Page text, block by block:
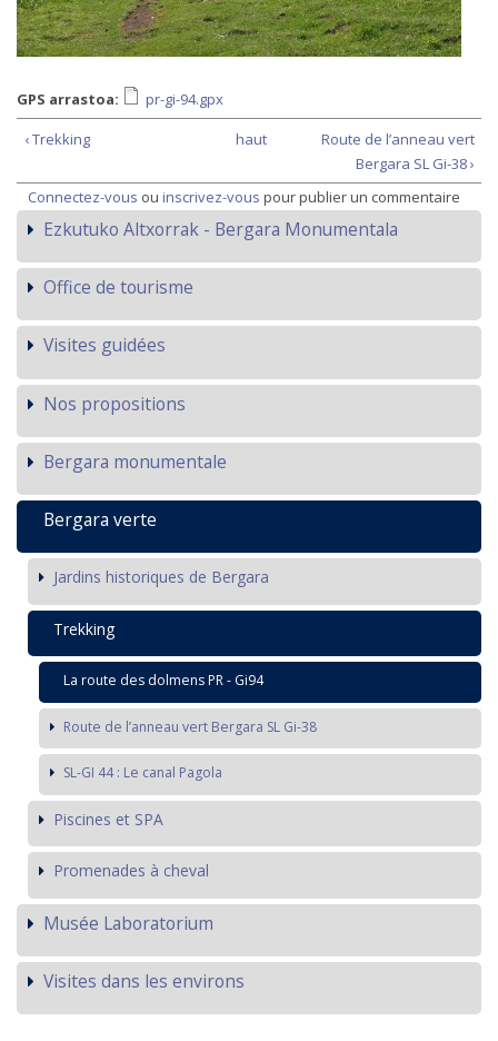
GPS arrastoa:
pr-gi-94.gpx
‹ Trekking
haut
Route de l’anneau vert
Bergara SL Gi-38 ›
Connectez-vous ou inscrivez-vous pour publier un commentaire
Ezkutuko Altxorrak - Bergara Monumentala
Office de tourisme
Visites guidées
Nos propositions
Bergara monumentale
Bergara verte
Jardins historiques de Bergara
Trekking
La route des dolmens PR - Gi94
Route de l’anneau vert Bergara SL Gi-38
SL-GI 44 : Le canal Pagola
Piscines et SPA
Promenades à cheval
Musée Laboratorium
Visites dans les environs